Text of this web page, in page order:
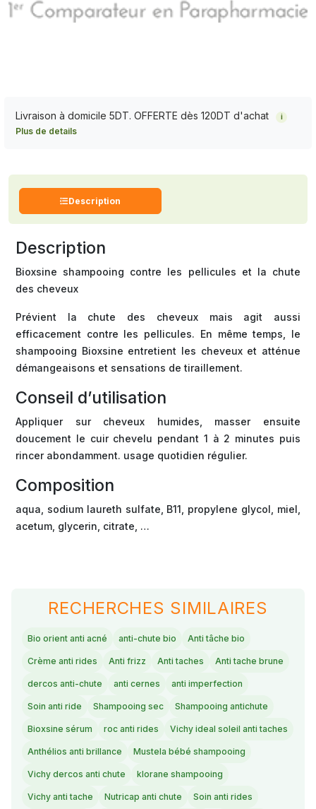
Livraison à domicile 5DT. OFFERTE dès 120DT d'achat i
Plus de details
Description
Description
Bioxsine shampooing contre les pellicules et la chute
des cheveux
Prévient la chute des cheveux mais agit aussi
efficacement contre les pellicules. En même temps, le
shampooing Bioxsine entretient les cheveux et atténue
démangeaisons et sensations de tiraillement.
Conseil d’utilisation
Appliquer sur cheveux humides, masser ensuite
doucement le cuir chevelu pendant 1 à 2 minutes puis
rincer abondamment. usage quotidien régulier.
Composition
aqua, sodium laureth sulfate, B11, propylene glycol, miel,
acetum, glycerin, citrate, …
RECHERCHES SIMILAIRES
Bio orient anti acné anti-chute bio Anti tâche bio
Crème anti rides Anti frizz Anti taches Anti tache brune
dercos anti-chute anti cernes anti imperfection
Soin anti ride Shampooing sec Shampooing antichute
Bioxsine sérum roc anti rides Vichy ideal soleil anti taches
Anthélios anti brillance Mustela bébé shampooing
Vichy dercos anti chute klorane shampooing
Vichy anti tache Nutricap anti chute Soin anti rides